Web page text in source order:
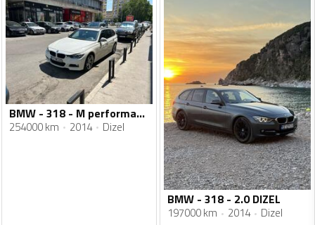
BMW - 318 - M performance
254000 km 2014 Dizel
BMW - 318 - 2.0 DIZEL
197000 km 2014 Dizel